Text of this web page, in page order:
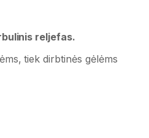
reljefas.
tiek dirbtinės gėlėms